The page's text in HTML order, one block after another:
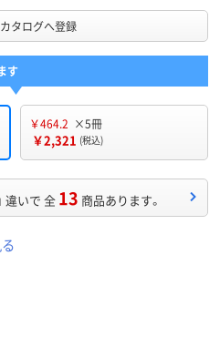
タログへ登録
す
￥464.2 ×5冊
￥2,321 (税込)
違いで 全 13 商品あります。